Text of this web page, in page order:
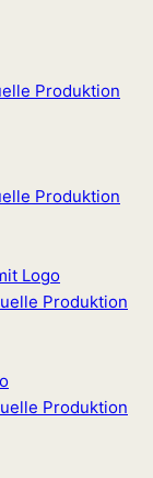
Produktion
Produktion
Produktion
Produktion